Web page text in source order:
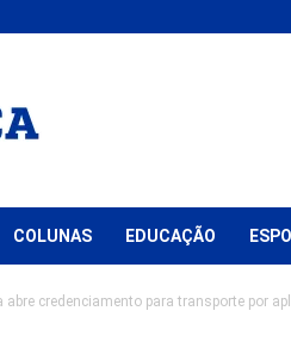
COLUNAS EDUCAÇÃO
abre credenciamento para transporte por